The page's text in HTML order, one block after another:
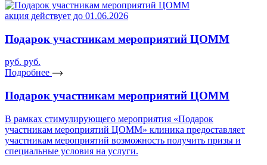
акция действует до 01.06.2026
Подарок участникам мероприятий ЦОММ
руб. руб.
Подробнее
Подарок участникам мероприятий ЦОММ
В рамках стимулирующего мероприятия «Подарок
участникам мероприятий ЦОММ» клиника предоставляет
участникам мероприятий возможность получить призы и
специальные условия на услуги.